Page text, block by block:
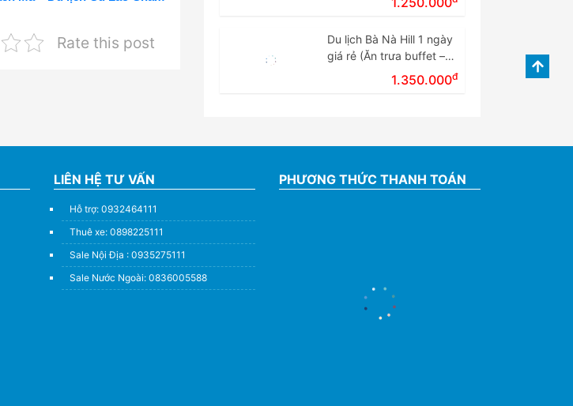
Rate this post
Du lịch Bà Nà Hill 1 ngày
giá rẻ (Ăn trưa buffet –
Tour ghép đoàn)1.350.000đ
LIÊN HỆ TƯ VẤN
Hỗ trợ: 0932464111
Thuê xe: 0898225111
Sale Nội Địa : 0935275111
Sale Nước Ngoài: 0836005588
PHƯƠNG THỨC THANH TOÁN